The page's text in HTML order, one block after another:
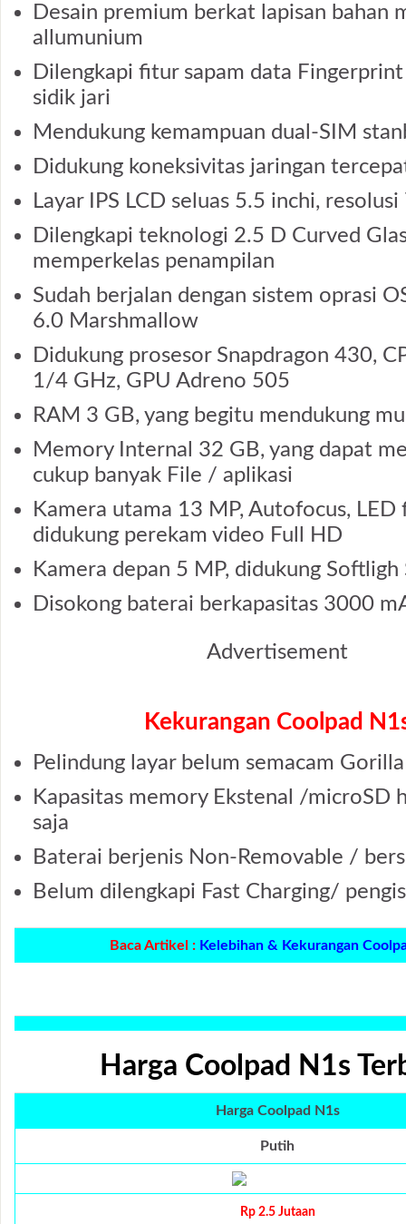
Desain premium berkat lapisan bahan
allumunium
Dilengkapi fitur sapam data
sidik jari
Mendukung kemampuan dual-SIM
Didukung koneksivitas jaringan
Layar IPS LCD seluas 5.5 inchi,
Dilengkapi teknologi 2.5 D Curved
memperkelas penampilan
Sudah berjalan dengan sistem oprasi
6.0 Marshmallow
Didukung prosesor Snapdragon 430,
1/4 GHz, GPU Adreno 505
RAM 3 GB, yang begitu mendukung
Memory Internal 32 GB, yang dapat
cukup banyak File / aplikasi
Kamera utama 13 MP, Autofocus, LED
didukung perekam video Full HD
Kamera depan 5 MP, didukung Softligh
Disokong baterai berkapasitas 3000
Advertisement
Kekurangan Coolpad
Pelindung layar belum semacam
Kapasitas memory Ekstenal /microSD
saja
Baterai berjenis Non-Removable /
Belum dilengkapi Fast Charging/
Baca Artikel : Kelebihan & Kekurangan
Harga Coolpad N1s
Harga Coolpad N1s
Putih
Rp 2.5 Jutaan